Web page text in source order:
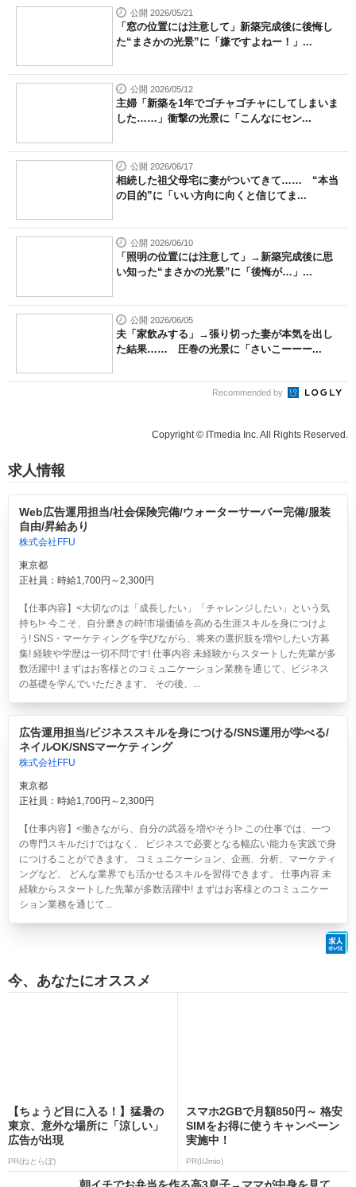
公開 2026/05/21
「窓の位置には注意して」新築完成後に後悔し
た“まさかの光景”に「嫌ですよねー！」...
公開 2026/05/12
主婦「新築を1年でゴチャゴチャにしてしまいま
した……」衝撃の光景に「こんなにセン...
公開 2026/06/17
相続した祖父母宅に妻がついてきて…… “本当
の目的”に「いい方向に向くと信じてま...
公開 2026/06/10
「照明の位置には注意して」→新築完成後に思
い知った“まさかの光景”に「後悔が…」...
公開 2026/06/05
夫「家飲みする」→張り切った妻が本気を出し
た結果…… 圧巻の光景に「さいこーーー...
Recommended by
Copyright © ITmedia Inc. All Rights Reserved.
求人情報
Web広告運用担当/社会保険完備/ウォーターサーバー完備/服装
自由/昇給あり
株式会社FFU
東京都
正社員：時給1,700円～2,300円
【仕事内容】<大切なのは「成長したい」「チャレンジしたい」という気
持ち!> 今こそ、自分磨きの時!市場価値を高める生涯スキルを身につけよ
う! SNS・マーケティングを学びながら、将来の選択肢を増やしたい方募
集! 経験や学歴は一切不問です! 仕事内容 未経験からスタートした先輩が多
数活躍中! まずはお客様とのコミュニケーション業務を通じて、ビジネス
の基礎を学んでいただきます。 その後、...
広告運用担当/ビジネススキルを身につける/SNS運用が学べる/
ネイルOK/SNSマーケティング
株式会社FFU
東京都
正社員：時給1,700円～2,300円
【仕事内容】<働きながら、自分の武器を増やそう!> この仕事では、一つ
の専門スキルだけではなく、 ビジネスで必要となる幅広い能力を実践で身
につけることができます。 コミュニケーション、企画、分析、マーケティ
ングなど、 どんな業界でも活かせるスキルを習得できます。 仕事内容 未
経験からスタートした先輩が多数活躍中! まずはお客様とのコミュニケー
ション業務を通じて...
今、あなたにオススメ
【ちょうど目に入る！】猛暑の
東京、意外な場所に「涼しい」
広告が出現
PR(ねとらぼ)
スマホ2GBで月額850円～ 格安
SIMをお得に使うキャンペーン
実施中！
PR(IIJmio)